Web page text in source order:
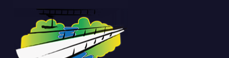
contenido